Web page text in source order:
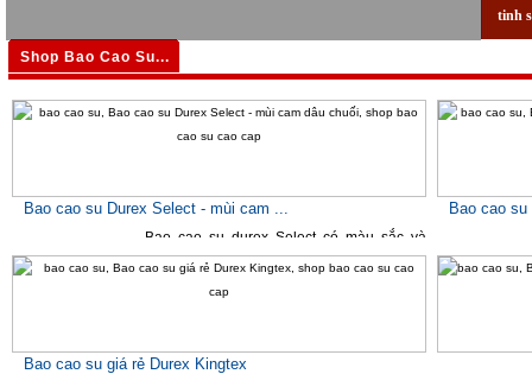
Shop Bao Cao Su...
Bao cao su Durex Select - mùi cam ...
Bao cao su durex Select có màu sắc và
hương thơm quyến rũ khiến cho quá trình
Bao cao
Bao cao su giá rẻ Durex Kingtex